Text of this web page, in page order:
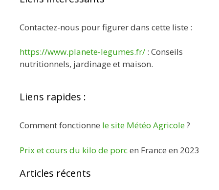
Contactez-nous pour figurer dans cette liste :
https://www.planete-legumes.fr/ : Conseils
nutritionnels, jardinage et maison.
Liens rapides :
Comment fonctionne le site Météo Agricole?
Prix et cours du kilo de porcen France en 2023
Articles récents